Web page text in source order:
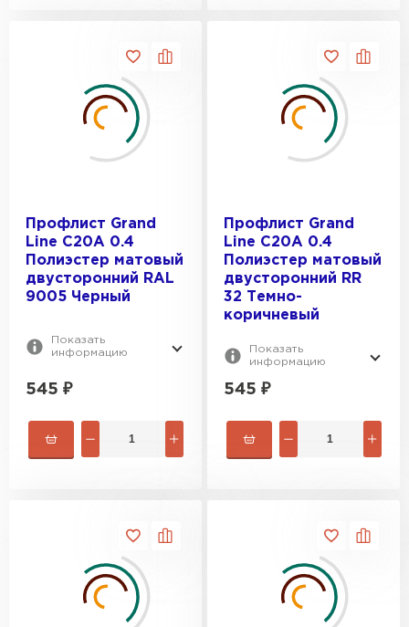
Профлист Grand
Line C20A 0.4
Полиэстер матовый
двусторонний RAL
9005 Черный
Показать
информацию
545 ₽
Профлист Grand
Line C20A 0.4
Полиэстер матовый
двусторонний RR
32 Темно-
коричневый
Показать
информацию
545 ₽